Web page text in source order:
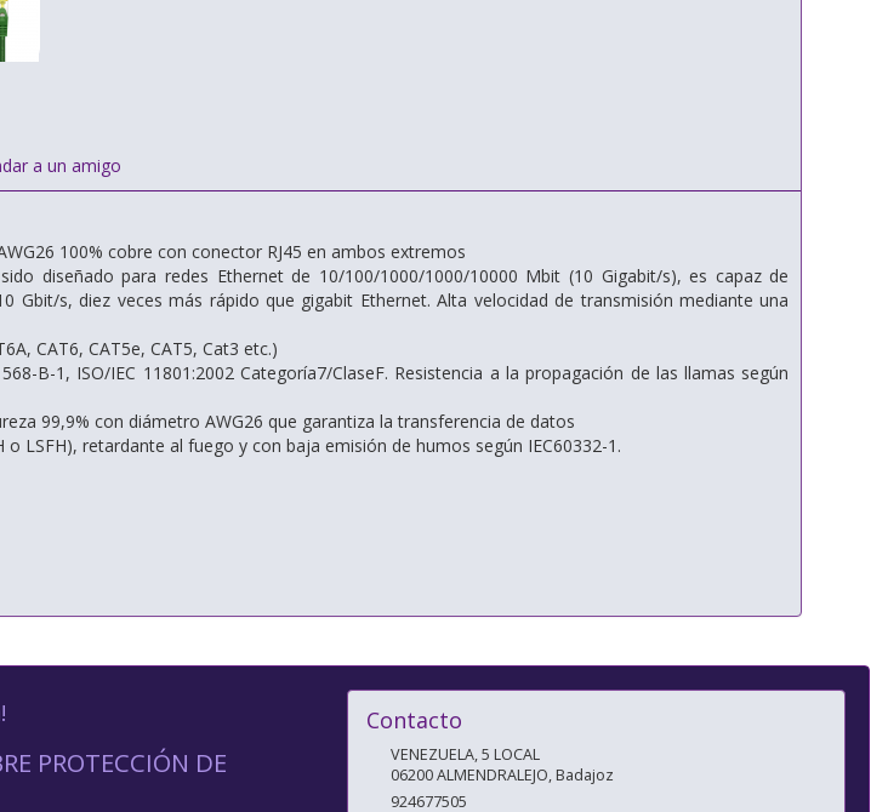
a un amigo
100% cobre con conector RJ45 en ambos extremos
diseñado para redes Ethernet de 10/100/1000/1000/10000 Mbit (10 Gigabit/s), es capaz de
Gbit/s, diez veces más rápido que gigabit Ethernet. Alta velocidad de transmisión mediante una
CAT6, CAT5e, CAT5, Cat3 etc.)
B-1, ISO/IEC 11801:2002 Categoría7/ClaseF. Resistencia a la propagación de las llamas según
99,9% con diámetro AWG26 que garantiza la transferencia de datos
o LSFH), retardante al fuego y con baja emisión de humos según IEC60332-1.
PROTECCIÓN DE
Contacto
VENEZUELA, 5 LOCAL
06200ALMENDRALEJO,Badajoz
924677505